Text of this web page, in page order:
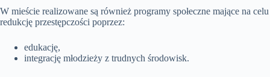
W mieście realizowane są również programy społeczne mające na celu
redukcję przestępczości poprzez:
edukację,
integrację młodzieży z trudnych środowisk.